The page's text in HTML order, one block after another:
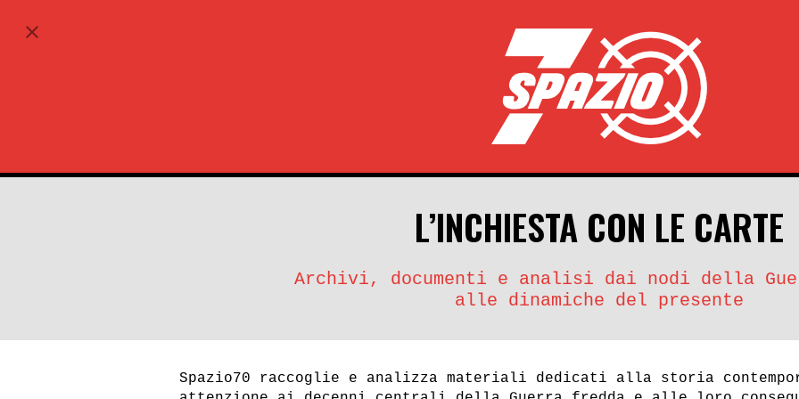
L’INCHIESTA CON LE CARTE
Archivi, documenti e analisi dai nodi della
alle dinamiche del presente
Spazio70 raccoglie e analizza materiali dedicati alla storia